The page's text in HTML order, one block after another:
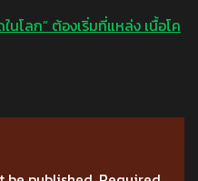
โลก” ต้องเริ่มที่แหล่ง เนื้อโค